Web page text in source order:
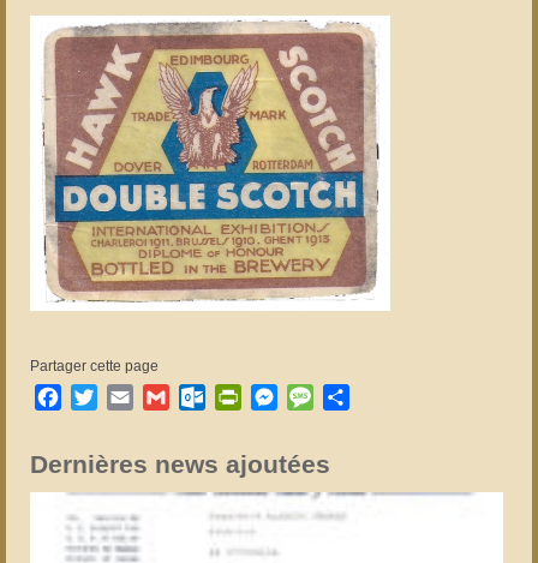
Partager cette page
Facebook
TwitterEmail GmailOutlook.com
PrintFriendly
Messenger
Message
Dernières news ajoutées